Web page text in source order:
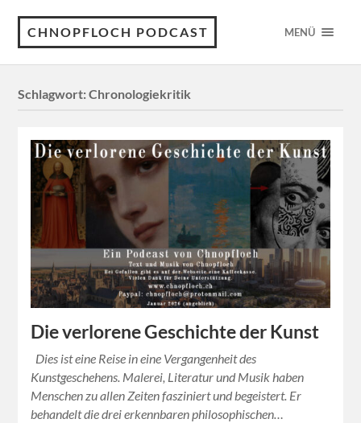
CHNOPFLOCH PODCAST MENÜ
Schlagwort:Chronologiekritik
Die verlorene Geschichte der Kunst
Dies ist eine Reise in eine Vergangenheit des
Kunstgeschehens. Malerei, Literatur und Musik haben
Menschen zu allen Zeiten fasziniert und begeistert. Er
behandelt die drei erkennbaren philosophischen…